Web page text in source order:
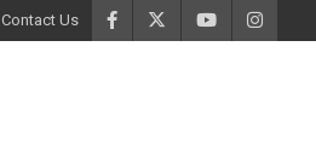
Contact Us